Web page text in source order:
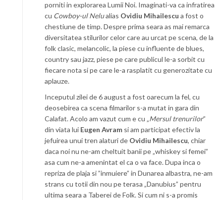
porniti in explorarea Lumii Noi. Imaginati-va ca infratirea
cu Cowboy-ul Nelualias Ovidiu Mihailescu a fost o
chestiune de timp. Despre prima seara as mai remarca
diversitatea stilurilor celor care au urcat pe scena, de la
folk clasic, melancolic, la piese cu influente de blues,
country sau jazz, piese pe care publicul le-a sorbit cu
fiecare nota si pe care le-a rasplatit cu generozitate cu
aplauze.
Inceputul zilei de 6 august a fost oarecum la fel, cu
deosebirea ca scena filmarilor s-a mutat in gara din
Calafat. Acolo am vazut cum e cu „Mersul trenurilor”
din viata lui Eugen Avram si am participat efectiv la
jefuirea unui tren alaturi de Ovidiu Mihailescu, chiar
daca noi nu ne-am cheltuit banii pe „whiskey si femei”
asa cum ne-a amenintat el ca o va face. Dupa inca o
repriza de plaja si ”inmuiere” in Dunarea albastra, ne-am
strans cu totii din nou pe terasa „Danubius” pentru
ultima seara a Taberei de Folk. Si cum ni s-a promis